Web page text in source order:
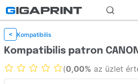
< Kompatibilis
Kompatibilis patron
(0,00% az üzlet